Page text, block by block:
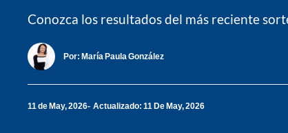
Conozca los resultados del más reciente
Por: María Paula González
11 de May, 2026 Actualizado: 11 De May, 2026